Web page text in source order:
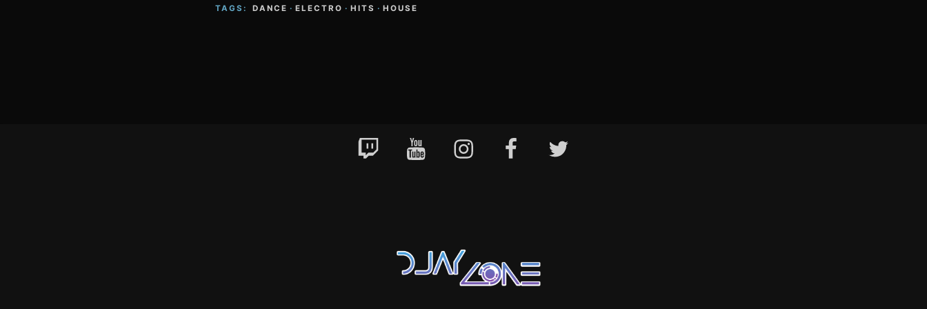
TAGS: DANCE · ELECTRO · HITS · HOUSE
Twitch YouTube Instagram FacebookTwitter